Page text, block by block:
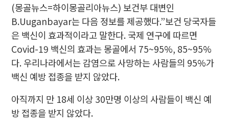
(몽골뉴스=하이몽골리아뉴스) 보건부 대변인
B.Uuganbayar는 다음 정보를 제공했다.”보건 당국자들
은 백신이 효과적이라고 말한다. 국제 연구에 따르면
Covid-19 백신의 효과는 몽골에서 75~95%, 85~95%
다. 우리나라에서는 감염으로 사망하는 사람들의 95%가
백신 예방 접종을 받지 않았다.
아직까지 만 18세 이상 30만명 이상의 사람들이 백신 예
방 접종을 받지 않았다.